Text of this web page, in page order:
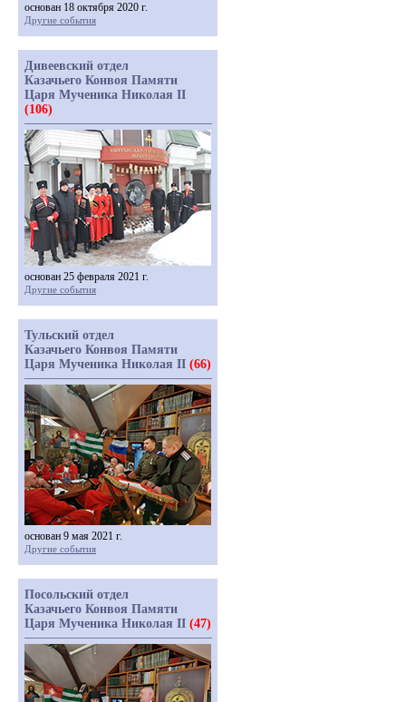
основан 18 октября 2020 г.
Другие события
Дивеевский отдел
Казачьего Конвоя Памяти
Царя Мученика Николая II
(106)
основан 25 февраля 2021 г.
Другие события
Тульский отдел
Казачьего Конвоя Памяти
Царя Мученика Николая II (66)
основан 9 мая 2021 г.
Другие события
Посольский отдел
Казачьего Конвоя Памяти
Царя Мученика Николая II (47)